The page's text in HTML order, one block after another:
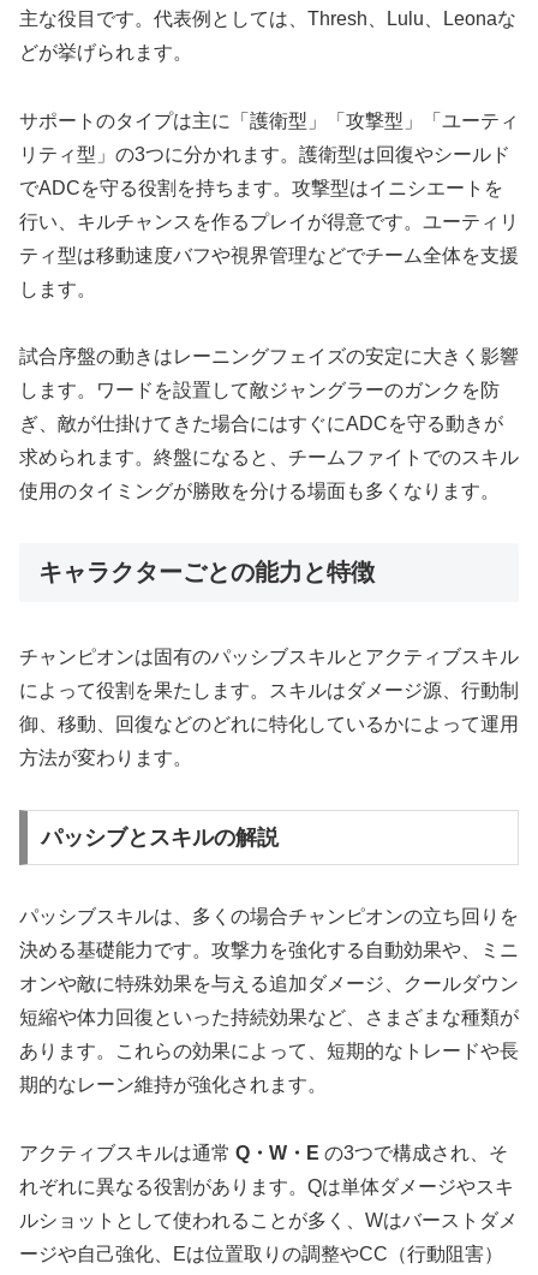
主な役目です。代表例としては、Thresh、Lulu、Leonaな
どが挙げられます。
サポートのタイプは主に「護衛型」「攻撃型」「ユーティ
リティ型」の3つに分かれます。護衛型は回復やシールド
でADCを守る役割を持ちます。攻撃型はイニシエートを
行い、キルチャンスを作るプレイが得意です。ユーティリ
ティ型は移動速度バフや視界管理などでチーム全体を支援
します。
試合序盤の動きはレーニングフェイズの安定に大きく影響
します。ワードを設置して敵ジャングラーのガンクを防
ぎ、敵が仕掛けてきた場合にはすぐにADCを守る動きが
求められます。終盤になると、チームファイトでのスキル
使用のタイミングが勝敗を分ける場面も多くなります。
キャラクターごとの能力と特徴
チャンピオンは固有のパッシブスキルとアクティブスキル
によって役割を果たします。スキルはダメージ源、行動制
御、移動、回復などのどれに特化しているかによって運用
方法が変わります。
パッシブとスキルの解説
パッシブスキルは、多くの場合チャンピオンの立ち回りを
決める基礎能力です。攻撃力を強化する自動効果や、ミニ
オンや敵に特殊効果を与える追加ダメージ、クールダウン
短縮や体力回復といった持続効果など、さまざまな種類が
あります。これらの効果によって、短期的なトレードや長
期的なレーン維持が強化されます。
アクティブスキルは通常 Q・W・E の3つで構成され、そ
れぞれに異なる役割があります。Qは単体ダメージやスキ
ルショットとして使われることが多く、Wはバーストダメ
ージや自己強化、Eは位置取りの調整やCC（行動阻害）